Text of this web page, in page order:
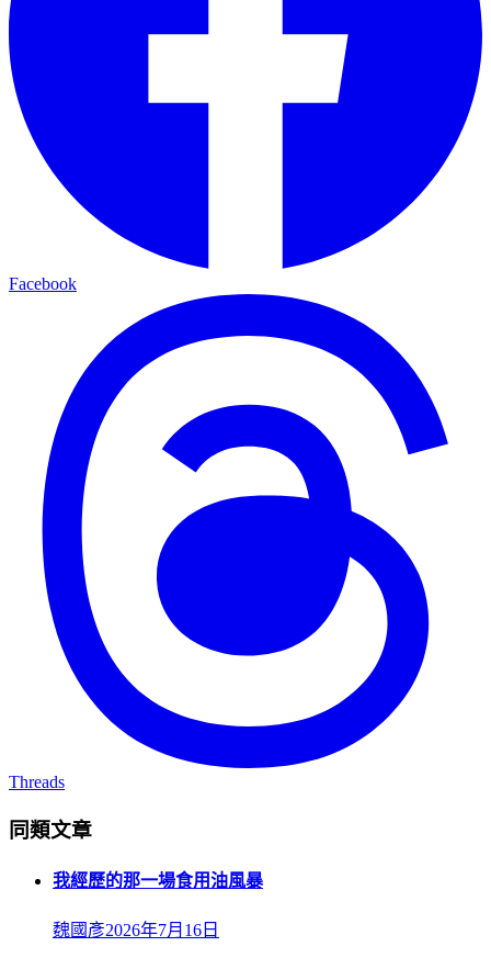
Facebook
Threads
同類文章
我經歷的那一場食用油風暴
魏國彥2026年7月16日